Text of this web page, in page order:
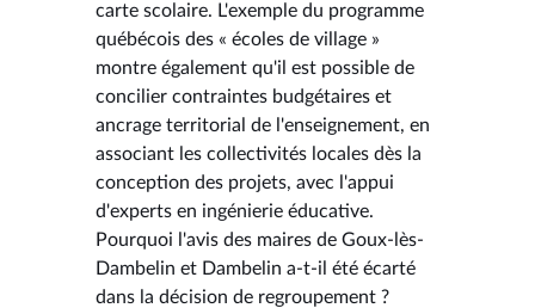
carte scolaire. L'exemple du programme
québécois des « écoles de village »
montre également qu'il est possible de
concilier contraintes budgétaires et
ancrage territorial de l'enseignement, en
associant les collectivités locales dès la
conception des projets, avec l'appui
d'experts en ingénierie éducative.
Pourquoi l'avis des maires de Goux-lès-
Dambelin et Dambelin a-t-il été écarté
dans la décision de regroupement ?